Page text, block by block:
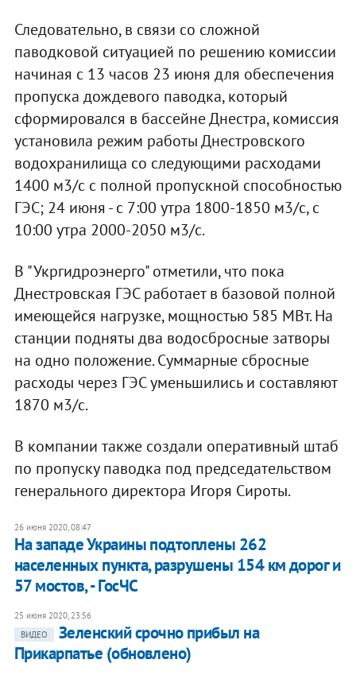
Следовательно, в связи со сложной
паводковой ситуацией по решению комиссии
начиная с 13 часов 23 июня для обеспечения
пропуска дождевого паводка, который
сформировался в бассейне Днестра, комиссия
установила режим работы Днестровского
водохранилища со следующими расходами
1400 м3/с с полной пропускной способностью
ГЭС; 24 июня - с 7:00 утра 1800-1850 м3/с, с
10:00 утра 2000-2050 м3/с.
В "Укргидроэнерго" отметили, что пока
Днестровская ГЭС работает в базовой полной
имеющейся нагрузке, мощностью 585 МВт. На
станции подняты два водосбросные затворы
на одно положение. Суммарные сбросные
расходы через ГЭС уменьшились и составляют
1870 м3/c.
В компании также создали оперативный штаб
по пропуску паводка под председательством
генерального директора Игоря Сироты.
26 июня 2020, 08:47
​На западе Украины подтоплены 262
населенных пункта, разрушены 154 км дорог и
57 мостов, - ГосЧС
25 июня 2020, 23:56
ВИДЕО
Зеленский срочно прибыл на
Прикарпатье (обновлено)